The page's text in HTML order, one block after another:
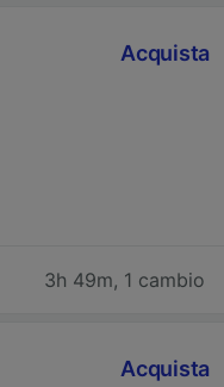
Acquista
3h 49m, 1 cambio
Acquista